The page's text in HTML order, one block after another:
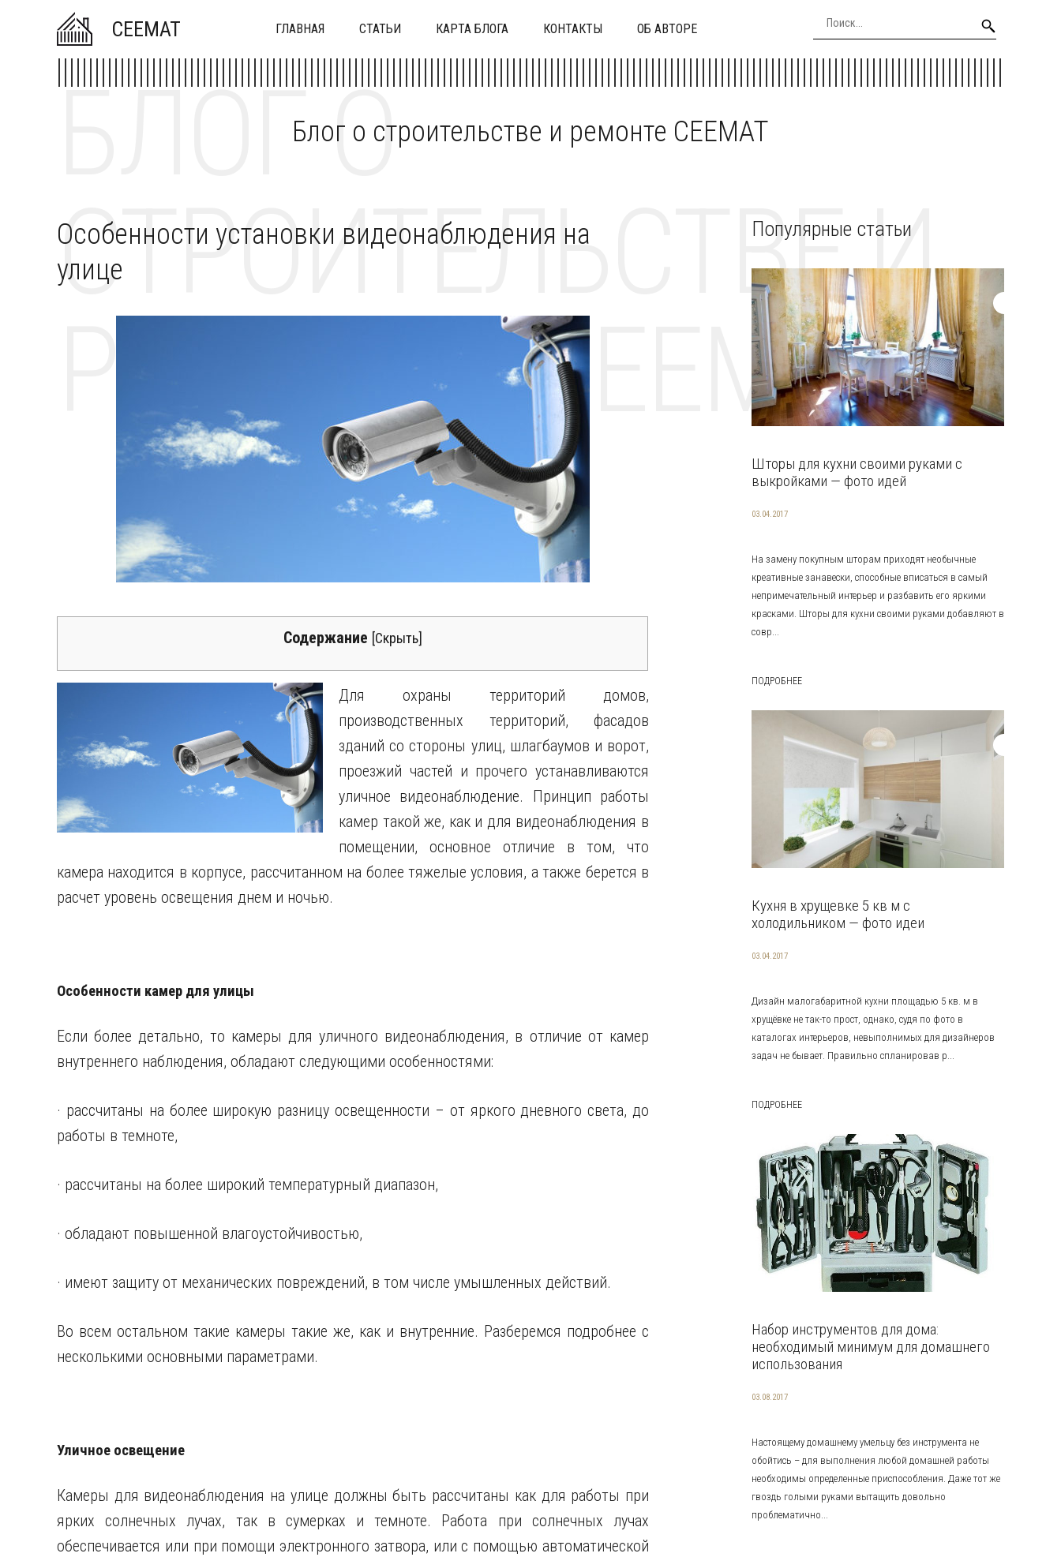
CEEMAT ГЛАВНАЯ СТАТЬИ КАРТА БЛОГА КОНТАКТЫ ОБ АВТОРЕ
Блог о строительстве и ремонте CEEMAT
БЛОГ О
СТРОИТЕЛЬСТВЕ И
РЕМОНТЕ CEEMAT
Особенности установки видеонаблюдения на
улице
Содержание [Скрыть]
Для охраны территорий домов,
производственных территорий, фасадов
зданий со стороны улиц, шлагбаумов и ворот,
проезжий частей и прочего устанавливаются
уличное видеонаблюдение. Принцип работы
камер такой же, как и для видеонаблюдения в
помещении, основное отличие в том, что
камера находится в корпусе, рассчитанном на более тяжелые условия, а также берется в
расчет уровень освещения днем и ночью.
Особенности камер для улицы
Если более детально, то камеры для уличного видеонаблюдения, в отличие от камер
внутреннего наблюдения, обладают следующими особенностями:
· рассчитаны на более широкую разницу освещенности – от яркого дневного света, до
работы в темноте,
· рассчитаны на более широкий температурный диапазон,
· обладают повышенной влагоустойчивостью,
· имеют защиту от механических повреждений, в том числе умышленных действий.
Во всем остальном такие камеры такие же, как и внутренние. Разберемся подробнее с
несколькими основными параметрами.
Уличное освещение
Камеры для видеонаблюдения на улице должны быть рассчитаны как для работы при
ярких солнечных лучах, так в сумерках и темноте. Работа при солнечных лучах
обеспечивается или при помощи электронного затвора, или с помощью автоматической
Популярные статьи
Шторы для кухни своими руками с
выкройками — фото идей
03.04.2017
На замену покупным шторам приходят необычные
креативные занавески, способные вписаться в самый
непримечательный интерьер и разбавить его яркими
красками. Шторы для кухни своими руками добавляют в
совр...
ПОДРОБНЕЕ
Кухня в хрущевке 5 кв м с
холодильником — фото идеи
03.04.2017
Дизайн малогабаритной кухни площадью 5 кв. м в
хрущёвке не так-то прост, однако, судя по фото в
каталогах интерьеров, невыполнимых для дизайнеров
задач не бывает. Правильно спланировав р...
ПОДРОБНЕЕ
Набор инструментов для дома:
необходимый минимум для домашнего
использования
03.08.2017
Настоящему домашнему умельцу без инструмента не
обойтись – для выполнения любой домашней работы
необходимы определенные приспособления. Даже тот же
гвоздь голыми руками вытащить довольно
проблематично...